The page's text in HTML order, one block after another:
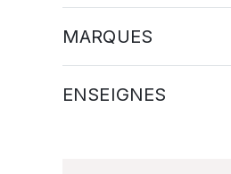
MARQUES
ENSEIGNES